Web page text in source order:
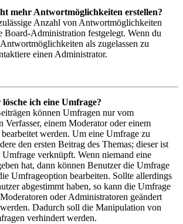
mehr Antwortmöglichkeiten erstellen?
Anzahl von Antwortmöglichkeiten
Board-Administration festgelegt. Wenn du
als zugelassen zu
einen Administrator.
ich eine Umfrage?
können Umfragen nur vom
Verfasser, einem Moderator oder einem
werden. Um eine Umfrage zu
den ersten Beitrag des Themas; dieser ist
verknüpft. Wenn niemand eine
hat, dann können Benutzer die Umfrage
Umfrageoption bearbeiten. Sollte allerdings
abgestimmt haben, so kann die Umfrage
oder Administratoren geändert
Dadurch soll die Manipulation von
verhindert werden.